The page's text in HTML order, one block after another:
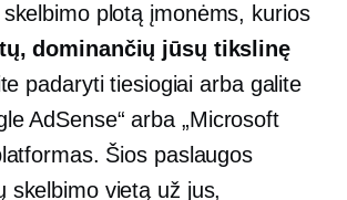
plotą įmonėms, kurios
dominančių jūsų tikslinę
padaryti tiesiogiai arba galite
AdSense“ arba „Microsoft
Šios paslaugos
skelbimo vietą už jus,